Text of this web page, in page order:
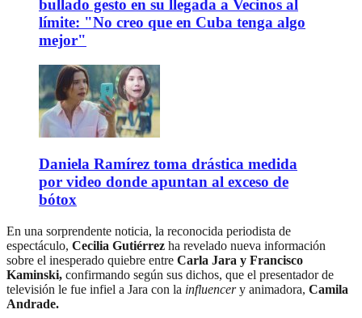
bullado gesto en su llegada a Vecinos al
límite: "No creo que en Cuba tenga algo
mejor"
Daniela Ramírez toma drástica medida
por video donde apuntan al exceso de
bótox
En una sorprendente noticia, la reconocida periodista de
espectáculo, Cecilia Gutiérrez ha revelado nueva información
sobre el inesperado quiebre entre Carla Jara y Francisco
Kaminski, confirmando según sus dichos, que el presentador de
televisión le fue infiel a Jara con la influencery animadora, Camila
Andrade.